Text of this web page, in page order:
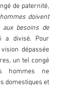
de paternité,
hommes doivent
besoins de
a divisé. Pour
dépassée
un tel congé
hommes ne
domestiques et